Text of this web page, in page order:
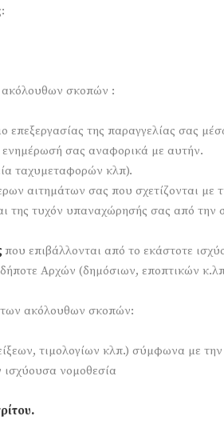
ακόλουθων σκοπών :
επεξεργασίας της παραγγελίας σας
σας αναφορικά με αυτήν.
ταχυμεταφορών κλπ).
αιτημάτων σας που σχετίζονται με
της τυχόν υπαναχώρησής σας από
που επιβάλλονται από το εκάστοτε
Αρχών (δημόσιων, εποπτικών
των ακόλουθων σκοπών:
τιμολογίων κλπ.) σύμφωνα με
νομοθεσία